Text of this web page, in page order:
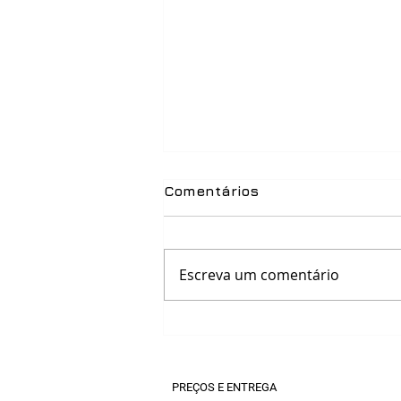
Comentários
Escreva um comentário
PREÇOS E ENTREGA